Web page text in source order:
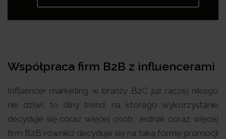
Współpraca firm B2B z influencerami
Influencer marketing w branży B2C już raczej nikogo
nie dziwi, to silny trend, na którego wykorzystanie
decyduje się coraz więcej osób. Jednak coraz więcej
firm B2B również decyduje się na taką formę promocji